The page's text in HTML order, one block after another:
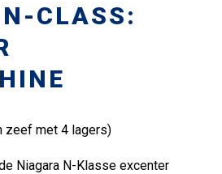
CLASS:
zeef met 4 lagers)
Niagara N-Klasse excenter